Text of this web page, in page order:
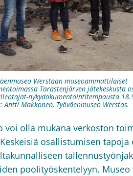
Werstaan museoammattilaiset
Tarastenjärven jätekeskusta
nykydokumentointitempausta
Antti Makkonen, Työväenmuseo Werstas.
voi olla mukana verkoston
osallistumisen tapoja
poolityöskentelyyn. Museo